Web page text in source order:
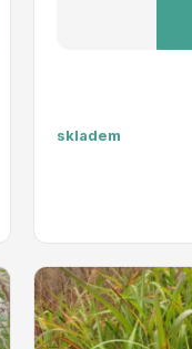
skladem